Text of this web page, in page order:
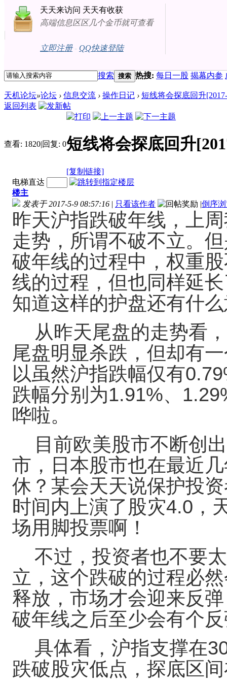
天天来访问 天天有收获
高端信息区区几个金币就可查看
立即注册- QQ快速登陆
搜索 搜索 热搜: 每日一股 揭幕内参
天机论坛»论坛 › 信息交流 › 操作日记 › 短线将会探底回升
返回列表
查看: 1820|回复: 0短线将会探底回升
[复制链接]
电梯直达
楼主
发表于 2017-5-9 08:57:16 | 只看该作者 |倒序
昨天沪指跌破年线，上
走势，所谓不破不立。
破年线的过程中，权重
线的过程，但也同样延
知道这样的护盘还有什
从昨天尾盘的走势看
尾盘明显杀跌，但却有
以虽然沪指跌幅仅有
跌幅分别为1.91%、
哗啦。
目前欧美股市不断创
市，日本股市也在最近
休？某会天天说保护投
时间内上演了股灾4.0，
场用脚投票啊！
不过，投资者也不要
立，这个跌破的过程必
释放，市场才会迎来反
破年线之后至少会有个
具体看，沪指支撑在
跌破股灾低点，探底区